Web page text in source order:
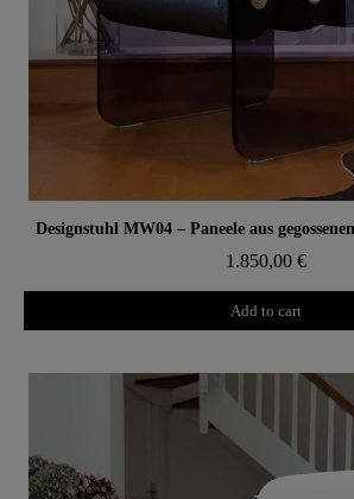
Aperçu rapide
1.850,00 €
Add to cart